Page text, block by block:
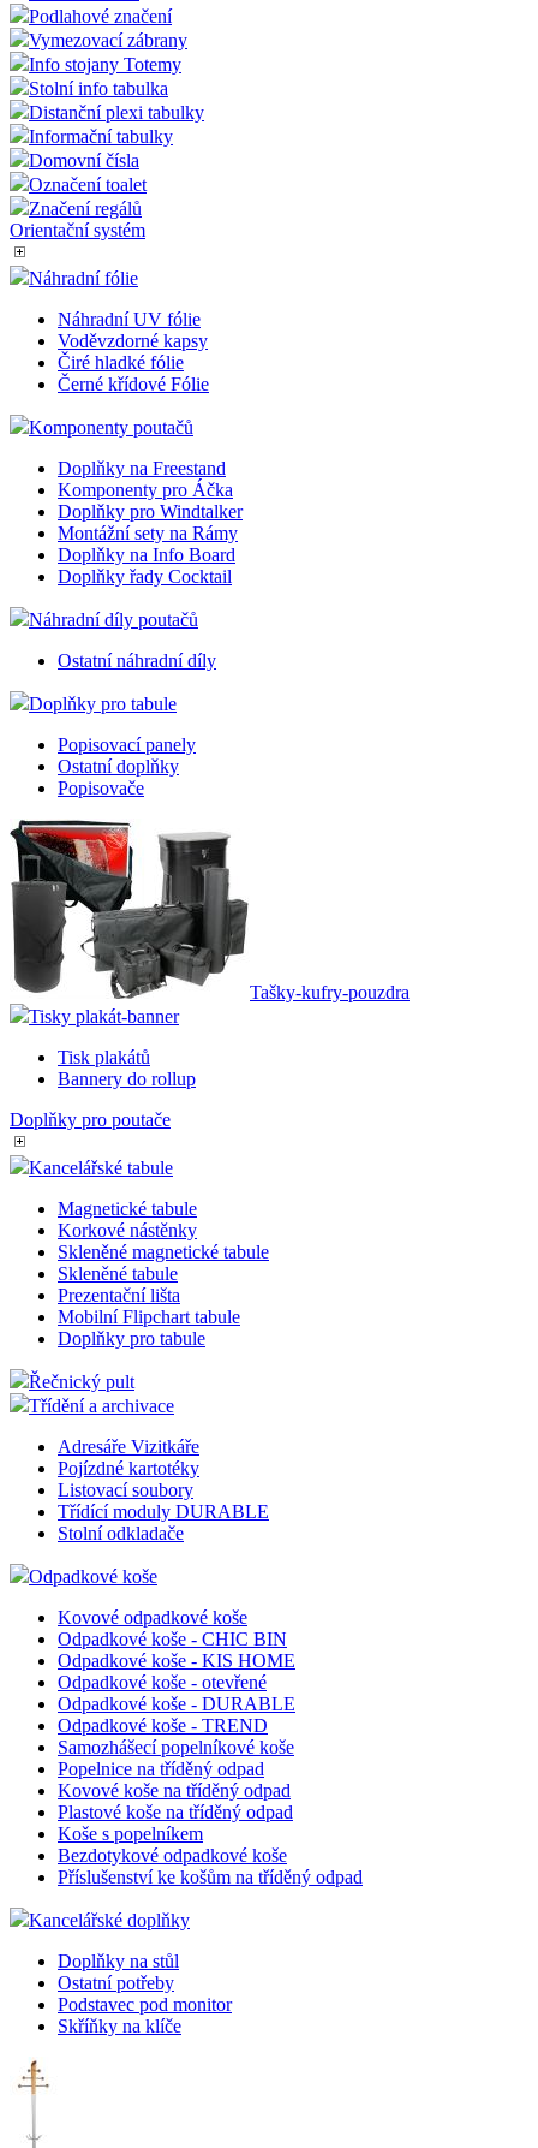
Podlahové značení
Vymezovací zábrany
Info stojany Totemy
Stolní info tabulka
Distanční plexi tabulky
Informační tabulky
Domovní čísla
Označení toalet
Značení regálů
Orientační systém
Náhradní fólie
Náhradní UV fólie
Voděvzdorné kapsy
Čiré hladké fólie
Černé křídové Fólie
Komponenty poutačů
Doplňky na Freestand
Komponenty pro Áčka
Doplňky pro Windtalker
Montážní sety na Rámy
Doplňky na Info Board
Doplňky řady Cocktail
Náhradní díly poutačů
Ostatní náhradní díly
Doplňky pro tabule
Popisovací panely
Ostatní doplňky
Popisovače
Tašky-kufry-pouzdra
Tisky plakát-banner
Tisk plakátů
Bannery do rollup
Doplňky pro poutače
Kancelářské tabule
Magnetické tabule
Korkové nástěnky
Skleněné magnetické tabule
Skleněné tabule
Prezentační lišta
Mobilní Flipchart tabule
Doplňky pro tabule
Řečnický pult
Třídění a archivace
Adresáře Vizitkáře
Pojízdné kartotéky
Listovací soubory
Třídící moduly DURABLE
Stolní odkladače
Odpadkové koše
Kovové odpadkové koše
Odpadkové koše - CHIC BIN
Odpadkové koše - KIS HOME
Odpadkové koše - otevřené
Odpadkové koše - DURABLE
Odpadkové koše - TREND
Samozhášecí popelníkové koše
Popelnice na tříděný odpad
Kovové koše na tříděný odpad
Plastové koše na tříděný odpad
Koše s popelníkem
Bezdotykové odpadkové koše
Příslušenství ke košům na tříděný odpad
Kancelářské doplňky
Doplňky na stůl
Ostatní potřeby
Podstavec pod monitor
Skříňky na klíče